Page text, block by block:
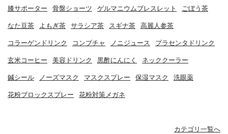
膝サポーター 骨盤ショーツ ゲルマニウムブレスレット ごぼう茶
なた豆茶 よもぎ茶 サラシア茶 スギナ茶 高麗人参茶
コラーゲンドリンク コンブチャ ノニジュース プラセンタドリンク
玄米コーヒー 美容ドリンク 黒酢にんにく ネッククーラー
鍼シール ノーズマスク マスクスプレー 保湿マスク 洗眼薬
花粉ブロックスプレー 花粉対策メガネ
カテゴリ一覧へ